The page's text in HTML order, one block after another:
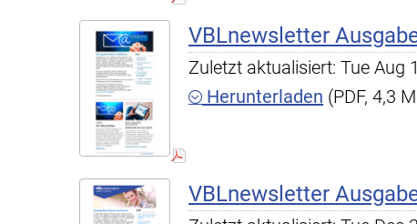
VBLnewsletter
Zuletzt aktualisiert: Tue Aug
Herunterladen (PDF, 4,3
VBLnewsletter